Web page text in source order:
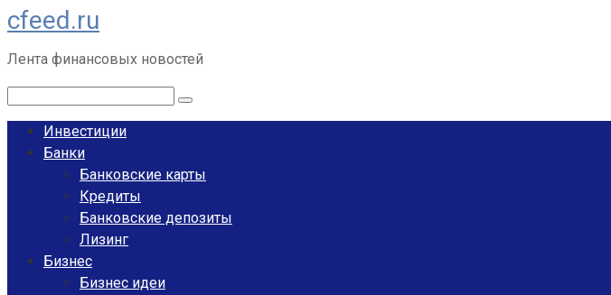
Перейти
к
контенту
cfeed.ru
Лента финансовых новостей
Инвестиции
Банки
Банковские карты
Кредиты
Банковские депозиты
Лизинг
Бизнес
Бизнес идеи